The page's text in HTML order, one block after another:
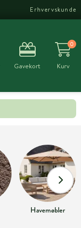
Erhvervskunde
Gavekort
0
Kurv
Havemøbler